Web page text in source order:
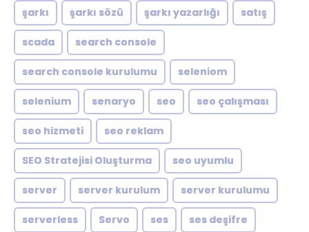
şarkı şarkı sözü şarkı yazarlığı satış
scada search console
search console kurulumu seleniom
selenium senaryo seo seo çalışması
seo hizmeti seo reklam
SEO Stratejisi Oluşturma seo uyumlu
server server kurulum server kurulumu
serverless Servo ses ses deşifre